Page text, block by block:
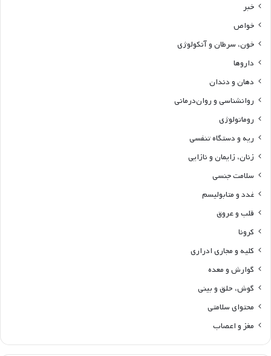
خبر
خواص
خون، سرطان و آنکولوژی
داروها
دهان و دندان
روانشناسی و روان‌درمانی
روماتولوژی
ریه و دستگاه تنفسی
زنان، زایمان و نازایی
سلامت جنسی
غدد و متابولیسم
قلب و عروق
کرونا
کلیه و مجاری ادراری
گوارش و معده
گوش، حلق و بینی
محتوای سلامتی
مغز و اعصاب